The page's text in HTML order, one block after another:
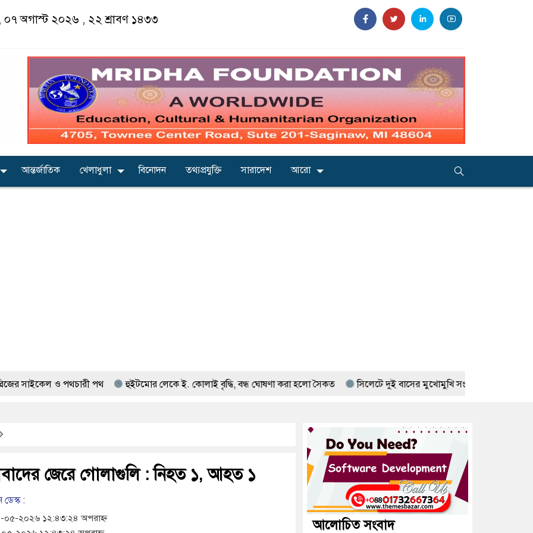
০৭ অগাস্ট ২০২৬ , ২২ শ্রাবণ ১৪৩৩
আন্তর্জাতিক খেলাধুলা বিনোদন তথ্যপ্রযুক্তি সারাদেশ আরো
পথচারী পথ হুইটমোর লেকে ই. কোলাই বৃদ্ধি, বন্ধ ঘোষণা করা হলো সৈকত সিলেটে দুই বাসের মুখোমুখি সংঘর্ষে নিহত ৮, আহত ১৩
জেরে গোলাগুলি : নিহত ১, আহত ১
ডেস্ক :
২০২৬ ১২:৪৩:২৪ অপরাহ্ন
আলোচিত সংবাদ